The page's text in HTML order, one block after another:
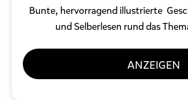
Bunte, hervorragend illustrierte
und Selberlesen rund das
ANZEIGEN